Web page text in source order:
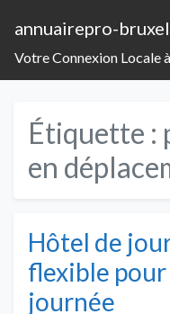
annuairepro-
Votre Connexion Locale
Étiquette :
en
Hôtel de
flexible pour
journée